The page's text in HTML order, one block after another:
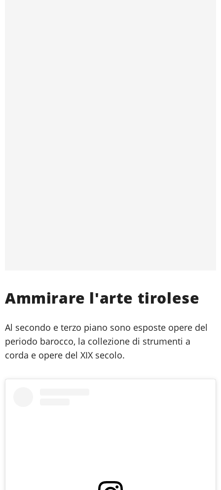
Ammirare l'arte tirolese
Al secondo e terzo piano sono esposte opere del
periodo barocco, la collezione di strumenti a
corda e opere del XIX secolo.